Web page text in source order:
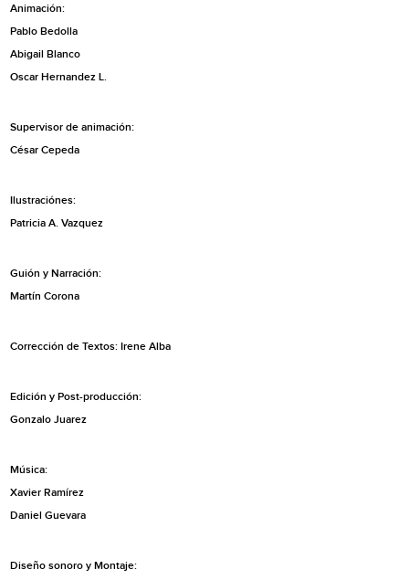
Animación:
Pablo Bedolla
Abigail Blanco
Oscar Hernandez L.
Supervisor de animación:
César Cepeda
Ilustraciónes:
Patricia A. Vazquez
Guión y Narración:
Martín Corona
Corrección de Textos: Irene Alba
Edición y Post-producción:
Gonzalo Juarez
Música:
Xavier Ramírez
Daniel Guevara
Diseño sonoro y Montaje: